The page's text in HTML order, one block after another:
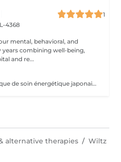
1
4368
mental, behavioral, and
combining well-being,
and re...
Le Reiki Usui est une technique de soin énergétique japonaise, fondée par Mikao Usui au début du XXème siècle. Elle repose sur le principe de transmission de l'énergie universelle par imposition des mains pour favoriser la guérison et le bien-être. Les bienfaits du Reiki incluent l'harmonisation du corps et de l'esprit, la réduction du stress et la promotion de la relaxation pour une amélioration de la qualité du sommeil, le renforcement du système immunitaire et l'équilibrage des émotions. Le Reiki peut être utilisé pour soulager une douleur ponctuelle ou pour accompagner un traitement plus lourd.
alternative therapies
Wiltz